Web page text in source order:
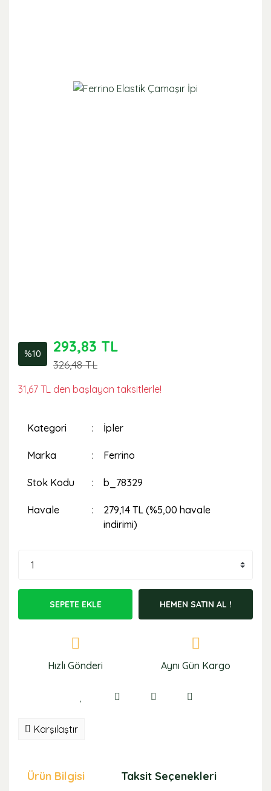
%10 293,83 TL
326,48 TL
31,67 TL den başlayan taksitlerle!
Kategori İpler
Marka Ferrino
Stok Kodu b_78329
Havale
279,14 TL (%5,00 havale
indirimi)
SEPETE EKLE HEMEN SATIN AL !
Hızlı Gönderi Aynı Gün Kargo
Karşılaştır
Ürün Bilgisi Taksit Seçenekleri